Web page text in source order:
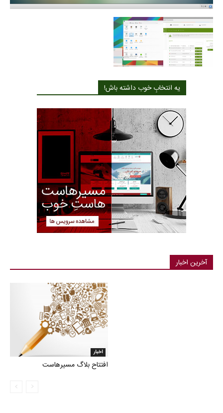
یه انتخابِ خوب داشته باش!
آخرین اخبار
اخبار
افتتاح بلاگ مسیرهاست